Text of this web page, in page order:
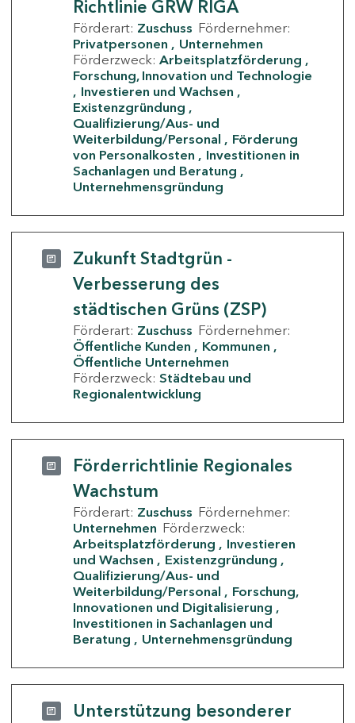
Richtlinie GRW RIGA
Förderart: Zuschuss Fördernehmer:
Privatpersonen
Unternehmen
Förderzweck: Arbeitsplatzförderung
Forschung, Innovation und Technologie
Investieren und Wachsen
Existenzgründung
Qualifizierung/Aus- und
Weiterbildung/Personal
Förderung
von Personalkosten
Investitionen in
Sachanlagen und Beratung
Unternehmensgründung
Zukunft Stadtgrün -
Verbesserung des
städtischen Grüns (ZSP)
Förderart: Zuschuss Fördernehmer:
Öffentliche Kunden
Kommunen
Öffentliche Unternehmen
Förderzweck: Städtebau und
Regionalentwicklung
Förderrichtlinie Regionales
Wachstum
Förderart: Zuschuss Fördernehmer:
Unternehmen Förderzweck:
Arbeitsplatzförderung
Investieren
und Wachsen
Existenzgründung
Qualifizierung/Aus- und
Weiterbildung/Personal
Forschung,
Innovationen und Digitalisierung
Investitionen in Sachanlagen und
Beratung
Unternehmensgründung
Unterstützung besonderer